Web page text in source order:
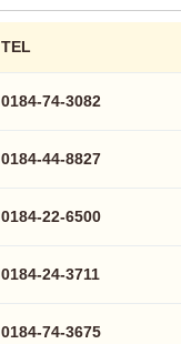
TEL
0184-74-3082
0184-44-8827
0184-22-6500
0184-24-3711
0184-74-3675